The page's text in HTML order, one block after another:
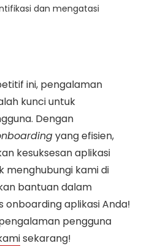
dan mengatasi
ini, pengalaman
kunci untuk
Dengan
yang efisien,
kesuksesan aplikasi
menghubungi kami di
bantuan dalam
aplikasi Anda!
pengguna
sekarang!